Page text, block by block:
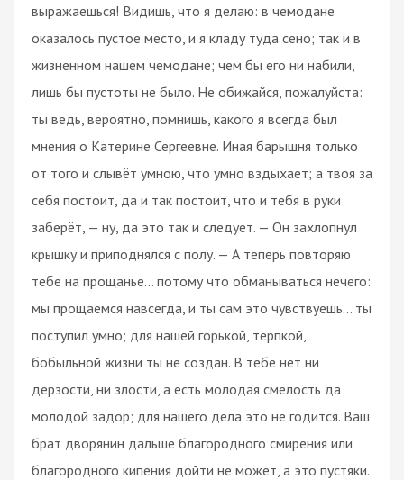
выражаешься! Видишь, что я делаю: в чемодане
оказалось пустое место, и я кладу туда сено; так и в
жизненном нашем чемодане; чем бы его ни набили,
лишь бы пустоты не было. Не обижайся, пожалуйста:
ты ведь, вероятно, помнишь, какого я всегда был
мнения о Катерине Сергеевне. Иная барышня только
от того и слывёт умною, что умно вздыхает; а твоя за
себя постоит, да и так постоит, что и тебя в руки
заберёт, — ну, да это так и следует. — Он захлопнул
крышку и приподнялся с полу. — А теперь повторяю
тебе на прощанье… потому что обманываться нечего:
мы прощаемся навсегда, и ты сам это чувствуешь… ты
поступил умно; для нашей горькой, терпкой,
бобыльной жизни ты не создан. В тебе нет ни
дерзости, ни злости, а есть молодая смелость да
молодой задор; для нашего дела это не годится. Ваш
брат дворянин дальше благородного смирения или
благородного кипения дойти не может, а это пустяки.